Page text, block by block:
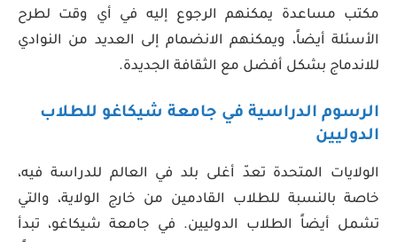
مكتب مساعدة يمكنهم الرجوع إليه في أي وقت لطرح
الأسئلة أيضاً، ويمكنهم الانضمام إلى العديد من النوادي
للاندماج بشكل أفضل مع الثقافة الجديدة.
الرسوم الدراسية في جامعة شيكاغو للطلاب
الدوليين
الولايات المتحدة تعدّ أغلى بلد في العالم للدراسة فيه،
خاصة بالنسبة للطلاب القادمين من خارج الولاية، والتي
تشمل أيضاً الطلاب الدوليين. في جامعة شيكاغو، تبدأ